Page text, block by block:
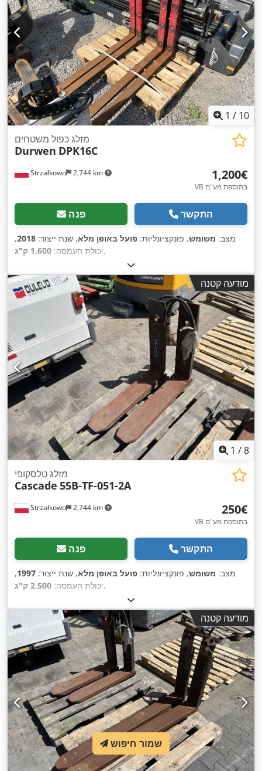
1 / 10
Strzałkowo 2,744 km
מזלג כפול משטחים
Durwen DPK16C
‏1,200 ‏€
VB בתוספת מע"מ
פנה התקשר
מצב: משומש, פונקציונליות: פועל באופן מלא, שנת ייצור: 2018
,
יכולת העמסה: 1,600 ק"ג ,
מודעה קטנה
1 /8
Strzałkowo 2,744 km
מזלג טלסקופי
Cascade 55B-TF-051-2A
‏250 ‏€
VB בתוספת מע"מ
פנה התקשר
מצב: משומש, פונקציונליות: פועל באופן מלא, שנת ייצור: 1997
,
יכולת העמסה: 2,500 ק"ג ,
מודעה קטנה
שמור חיפוש